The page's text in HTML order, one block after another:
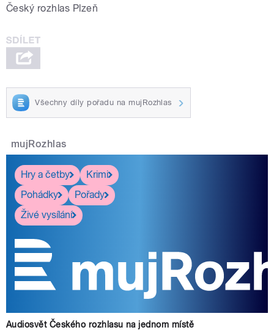
Český rozhlas Plzeň
Všechny díly pořadu na mujRozhlas
mujRozhlas
Hry a četby
Krimi
Pohádky
Pořady
Živé vysílání
Audiosvět Českého rozhlasu na jednom místě